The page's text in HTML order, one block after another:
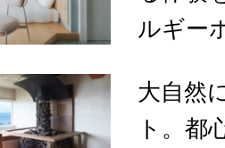
ルギー
大自然
ト。都